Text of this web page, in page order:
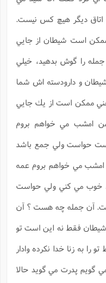
ديگر هيچ كس نيست.
است شيطان از جايي
را گوش بدهيد، خيلي
و دارودسته اش شما
يعني ممكن است از يك جايي
امشب مي خواهم بروم
حواست ولي جمع باشد
مي خواهم بروم عمه
خوب مي كني ولي حواست
آن جمله چه هست ؟ آن
فقط نه اين است تو
به زنا خدا نكرده وادار
گويم پدرت مي گويد حالا